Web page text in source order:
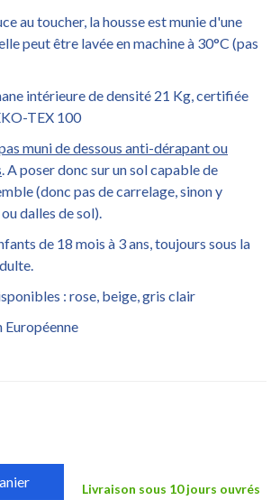
au toucher, la housse est munie d'une
peut être lavée en machine à 30°C (pas
intérieure de densité 21 Kg, certifiée
TEX 100
muni de dessous anti-dérapant ou
. A poser donc sur un sol capable de
(donc pas de carrelage, sinon y
dalles de sol).
de 18 mois à 3 ans, toujours sous la
: rose, beige, gris clair
Européenne
Livraison sous 10 jours ouvrés